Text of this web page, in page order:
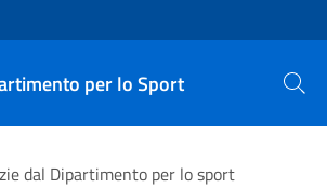
sito
per lo Sport Cerca
dal Dipartimento per lo sport